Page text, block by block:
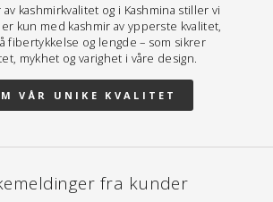
kashmirkvalitet og i Kashmina stiller vi
kun med kashmir av ypperste kvalitet,
fibertykkelse og lengde – som sikrer
mykhet og varighet i våre design.
VÅR UNIKE KVALITET
fra kunder